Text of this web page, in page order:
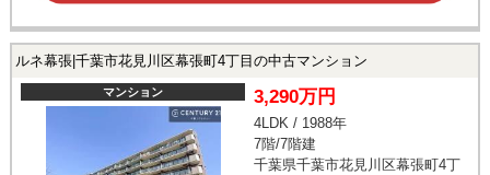
ルネ幕張|千葉市花見川区幕張町4丁目の中古マンション
マンション 3,290万円
4LDK / 1988年
7階/7階建
千葉県千葉市花見川区幕張町4丁